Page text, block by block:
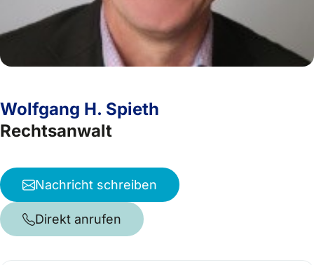
Wolfgang H. Spieth
Rechtsanwalt
Nachricht schreiben
Direkt anrufen